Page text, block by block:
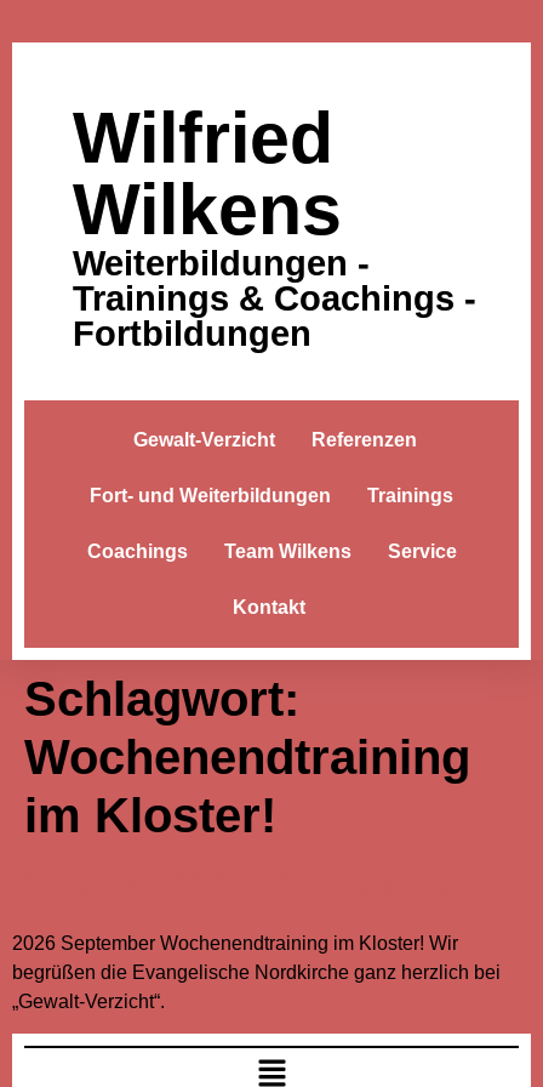
Wilfried
Wilkens
Weiterbildungen -
Trainings & Coachings -
Fortbildungen
Gewalt-Verzicht Referenzen
Fort- und Weiterbildungen Trainings
Coachings Team Wilkens Service
Kontakt
Schlagwort:
Wochenendtraining
im Kloster!
2026 September Wochenendtraining im Kloster! Wir
begrüßen die Evangelische Nordkirche ganz herzlich bei
„Gewalt-Verzicht“.